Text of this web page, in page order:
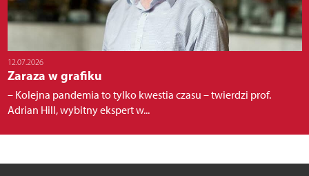
12.07.2026
Zaraza w grafiku
– Kolejna pandemia to tylko kwestia czasu – twierdzi prof.
Adrian Hill, wybitny ekspert w...